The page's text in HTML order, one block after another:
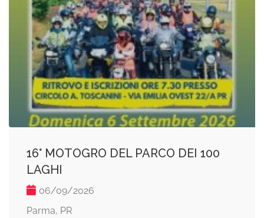
16° MOTOGRO DEL PARCO DEI 100
LAGHI
06/09/2026
Parma, PR